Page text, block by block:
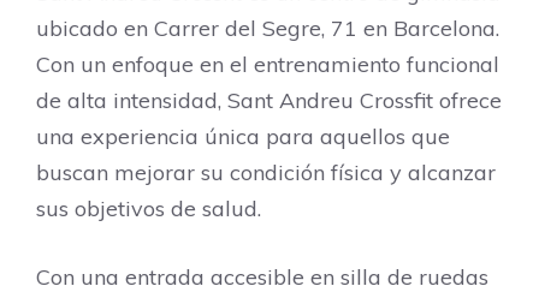
ubicado en Carrer del Segre, 71 en Barcelona.
Con un enfoque en el entrenamiento funcional
de alta intensidad, Sant Andreu Crossfit ofrece
una experiencia única para aquellos que
buscan mejorar su condición física y alcanzar
sus objetivos de salud.
Con una entrada accesible en silla de ruedas